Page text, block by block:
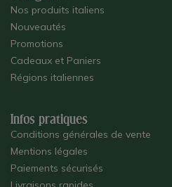
Nos produits italiens
Nouveautés
Promotions
Cadeaux et Paniers
Régions italiennes
Infos pratiques
Conditions générales de vente
Mentions légales
Paiements sécurisés